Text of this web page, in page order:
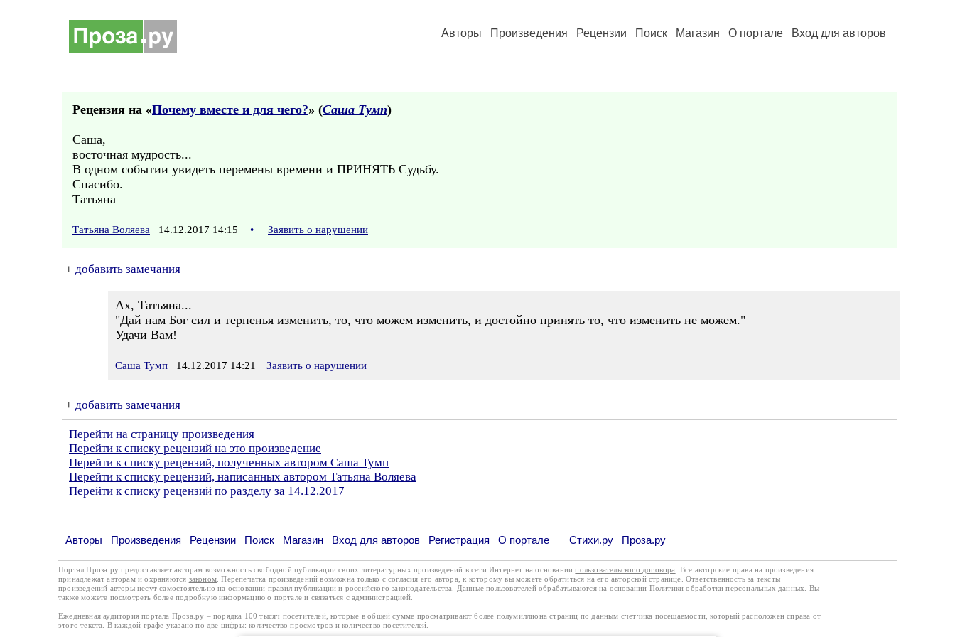
Авторы Произведения Рецензии Поиск Магазин О портале Вход для авторов
Рецензия на «Почему вместе и для чего?» (Саша Тумп)
Саша,
восточная мудрость...
В одном событии увидеть перемены времени и ПРИНЯТЬ Судьбу.
Спасибо.
Татьяна
Татьяна Воляева 14.12.2017 14:15 • Заявить о нарушении
+ добавить замечания
Ах, Татьяна...
"Дай нам Бог сил и терпенья изменить, то, что можем изменить, и достойно принять то, что изменить не можем."
Удачи Вам!
Саша Тумп 14.12.2017 14:21 Заявить о нарушении
+ добавить замечания
Перейти на страницу произведения
Перейти к списку рецензий на это произведение
Перейти к списку рецензий, полученных автором Саша Тумп
Перейти к списку рецензий, написанных автором Татьяна Воляева
Перейти к списку рецензий по разделу за 14.12.2017
Авторы Произведения Рецензии Поиск Магазин Вход для авторов Регистрация О портале Стихи.ру Проза.ру
Портал Проза.ру предоставляет авторам возможность свободной публикации своих литературных произведений в сети Интернет на основаниипользовательского договора
. Все авторские права на произведения
принадлежат авторам и охраняются законом . Перепечатка произведений возможна только с согласия его автора, к которому вы можете обратиться на его авторской странице. Ответственность за тексты
произведений авторы несут самостоятельно на основании правил публикации и российского законодательства . Данные пользователей обрабатываются на основании Политики обработки персональных данных
. Вы
также можете посмотреть более подробную информацию о портале и связаться с администрацией.
Ежедневная аудитория портала Проза.ру – порядка 100 тысяч посетителей, которые в общей сумме просматривают более полумиллиона страниц по данным счетчика посещаемости, который расположен справа от
этого текста. В каждой графе указано по две цифры: количество просмотров и количество посетителей.